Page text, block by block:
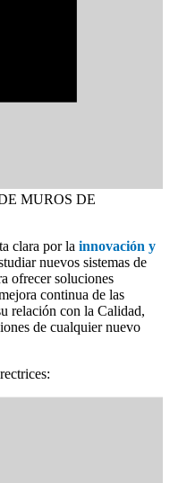
MUROS DE
clara por la innovación y
nuevos sistemas de
ofrecer soluciones
continua de las
relación con la Calidad,
de cualquier nuevo